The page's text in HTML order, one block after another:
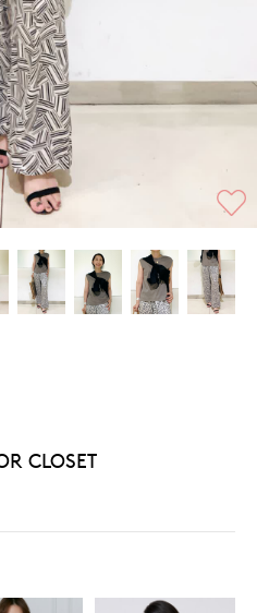
CLOSET